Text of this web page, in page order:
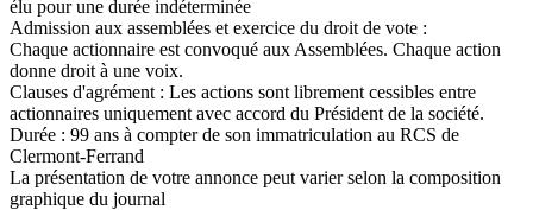
élu pour une durée indéterminée
Admission aux assemblées et exercice du droit de vote :
Chaque actionnaire est convoqué aux Assemblées. Chaque action
donne droit à une voix.
Clauses d'agrément : Les actions sont librement cessibles entre
actionnaires uniquement avec accord du Président de la société.
Durée : 99 ans à compter de son immatriculation au RCS de
Clermont-Ferrand
La présentation de votre annonce peut varier selon la composition
graphique du journal